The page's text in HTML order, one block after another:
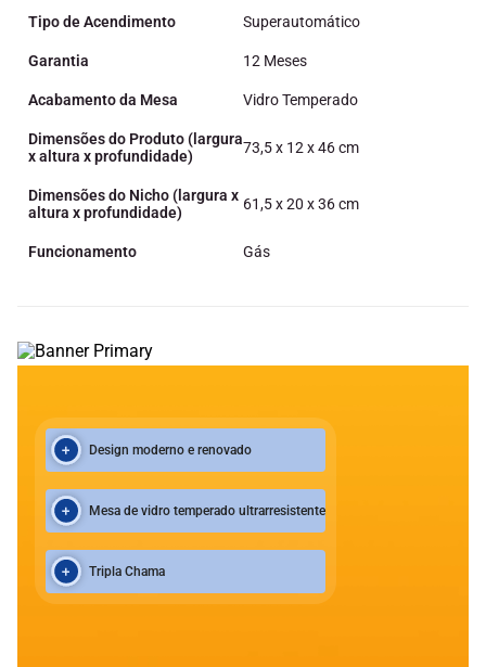
Tipo de Acendimento Superautomático
Garantia 12 Meses
Acabamento da Mesa Vidro Temperado
Dimensões do Produto (largura
x altura x profundidade)
73,5 x 12 x 46 cm
Dimensões do Nicho (largura x
altura x profundidade)
61,5 x 20 x 36 cm
Funcionamento Gás
Design moderno e renovado
Mesa de vidro temperado ultrarresistente
Tripla Chama